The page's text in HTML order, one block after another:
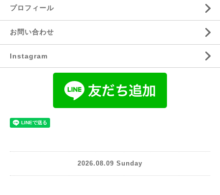
プロフィール
お問い合わせ
Instagram
2026.08.09 Sunday